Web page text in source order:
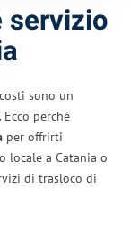
servizio
sono un
perché
per offrirti
locale a Catania o
di trasloco di